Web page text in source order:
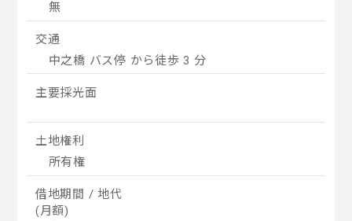
無
交通
中之橋 バス停 から徒歩 3 分
主要採光面
土地権利
所有権
借地期間 / 地代
(月額)